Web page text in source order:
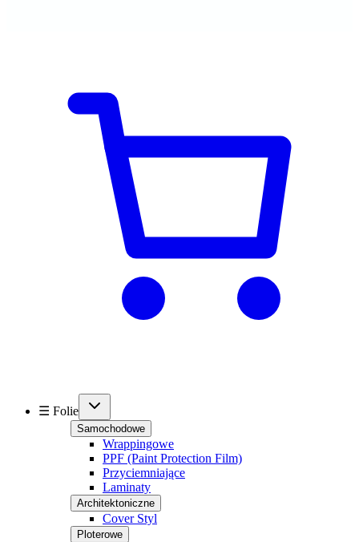
☰ Folie
Samochodowe
Wrappingowe
PPF (Paint Protection Film)
Przyciemniające
Laminaty
Architektoniczne
Cover Styl
Ploterowe